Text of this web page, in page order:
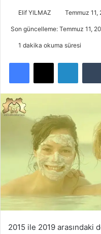
Elif YILMAZ Temmuz 11,
Son güncelleme: Temmuz 11,
1 dakika okuma süresi
Facebook
X
2015 ile 2019 arasındaki